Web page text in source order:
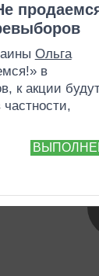
Ольга
в
к акции